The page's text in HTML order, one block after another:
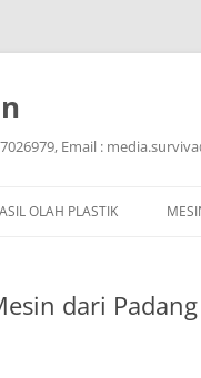
Email :
OLAH PLASTIK
dari Padang